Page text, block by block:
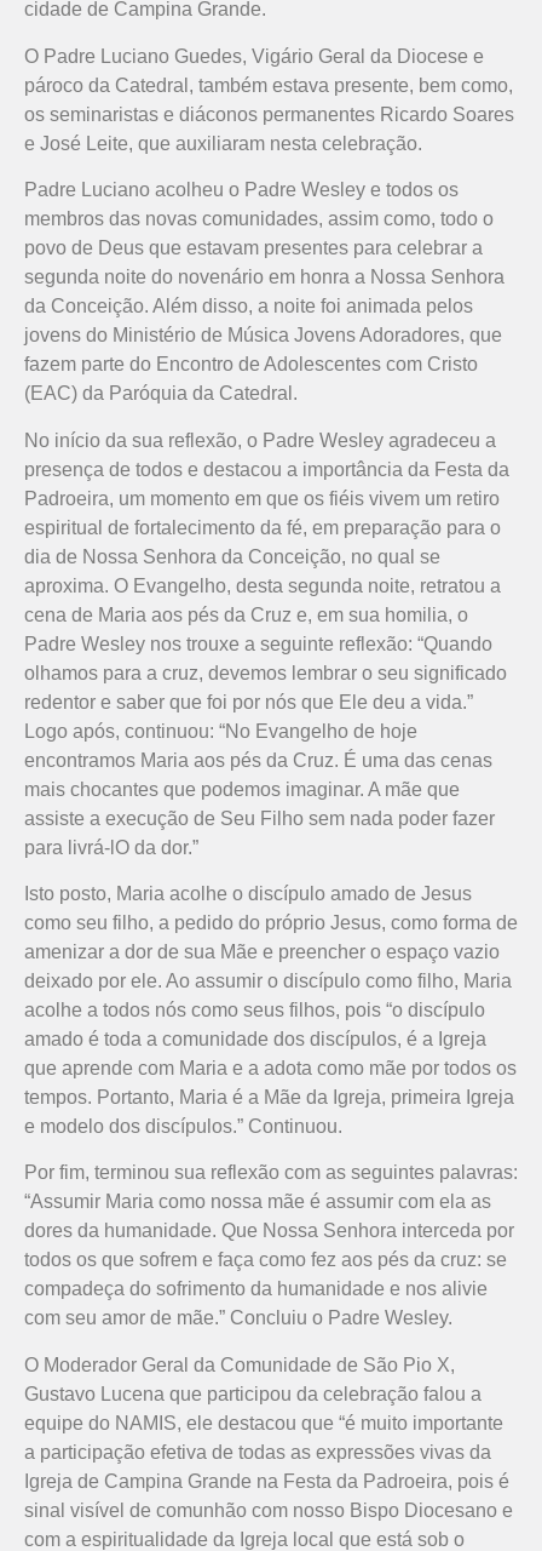
cidade de Campina Grande.
O Padre Luciano Guedes, Vigário Geral da Diocese e
pároco da Catedral, também estava presente, bem como,
os seminaristas e diáconos permanentes Ricardo Soares
e José Leite, que auxiliaram nesta celebração.
Padre Luciano acolheu o Padre Wesley e todos os
membros das novas comunidades, assim como, todo o
povo de Deus que estavam presentes para celebrar a
segunda noite do novenário em honra a Nossa Senhora
da Conceição. Além disso, a noite foi animada pelos
jovens do Ministério de Música Jovens Adoradores, que
fazem parte do Encontro de Adolescentes com Cristo
(EAC) da Paróquia da Catedral.
No início da sua reflexão, o Padre Wesley agradeceu a
presença de todos e destacou a importância da Festa da
Padroeira, um momento em que os fiéis vivem um retiro
espiritual de fortalecimento da fé, em preparação para o
dia de Nossa Senhora da Conceição, no qual se
aproxima. O Evangelho, desta segunda noite, retratou a
cena de Maria aos pés da Cruz e, em sua homilia, o
Padre Wesley nos trouxe a seguinte reflexão: “Quando
olhamos para a cruz, devemos lembrar o seu significado
redentor e saber que foi por nós que Ele deu a vida.”
Logo após, continuou: “No Evangelho de hoje
encontramos Maria aos pés da Cruz. É uma das cenas
mais chocantes que podemos imaginar. A mãe que
assiste a execução de Seu Filho sem nada poder fazer
para livrá-lO da dor.”
Isto posto, Maria acolhe o discípulo amado de Jesus
como seu filho, a pedido do próprio Jesus, como forma de
amenizar a dor de sua Mãe e preencher o espaço vazio
deixado por ele. Ao assumir o discípulo como filho, Maria
acolhe a todos nós como seus filhos, pois “o discípulo
amado é toda a comunidade dos discípulos, é a Igreja
que aprende com Maria e a adota como mãe por todos os
tempos. Portanto, Maria é a Mãe da Igreja, primeira Igreja
e modelo dos discípulos.” Continuou.
Por fim, terminou sua reflexão com as seguintes palavras:
“Assumir Maria como nossa mãe é assumir com ela as
dores da humanidade. Que Nossa Senhora interceda por
todos os que sofrem e faça como fez aos pés da cruz: se
compadeça do sofrimento da humanidade e nos alivie
com seu amor de mãe.” Concluiu o Padre Wesley.
O Moderador Geral da Comunidade de São Pio X,
Gustavo Lucena que participou da celebração falou a
equipe do NAMIS, ele destacou que “é muito importante
a participação efetiva de todas as expressões vivas da
Igreja de Campina Grande na Festa da Padroeira, pois é
sinal visível de comunhão com nosso Bispo Diocesano e
com a espiritualidade da Igreja local que está sob o